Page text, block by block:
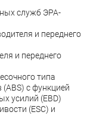
служб ЭРА-
и переднего
и переднего
типа
с функцией
усилий (EBD)
(ESС) и